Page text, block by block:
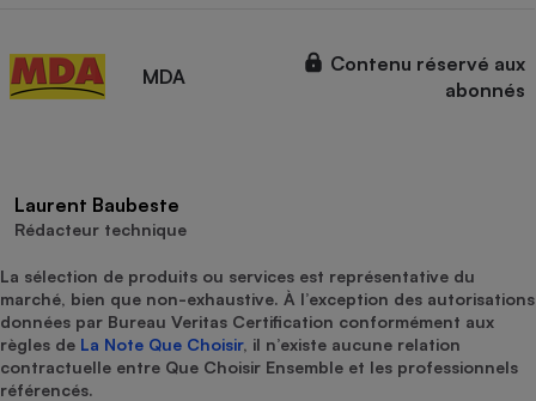
MDA
Contenu réservé aux
abonnés
Laurent Baubeste
Rédacteur technique
La sélection de produits ou services est représentative du
marché, bien que non-exhaustive. À l’exception des autorisations
données par Bureau Veritas Certification conformément aux
règles de La Note Que Choisir, il n’existe aucune relation
contractuelle entre Que Choisir Ensemble et les professionnels
référencés.